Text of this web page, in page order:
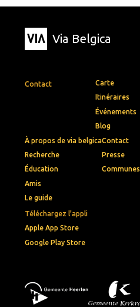
Via Belgica
Contact
Téléchargez l'appli
Apple App Store
Google Play Store
Carte
Itinéraires
Événements
Blog
À propos de via belgica
Recherche
Éducation
Amis
Le guide
Contact
Presse
Communes